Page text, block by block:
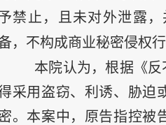
禁止，且未对外泄露
，不构成商业秘密侵权行
本院认为，根据《
采用盗窃、利诱、胁迫
。本案中，原告指控被